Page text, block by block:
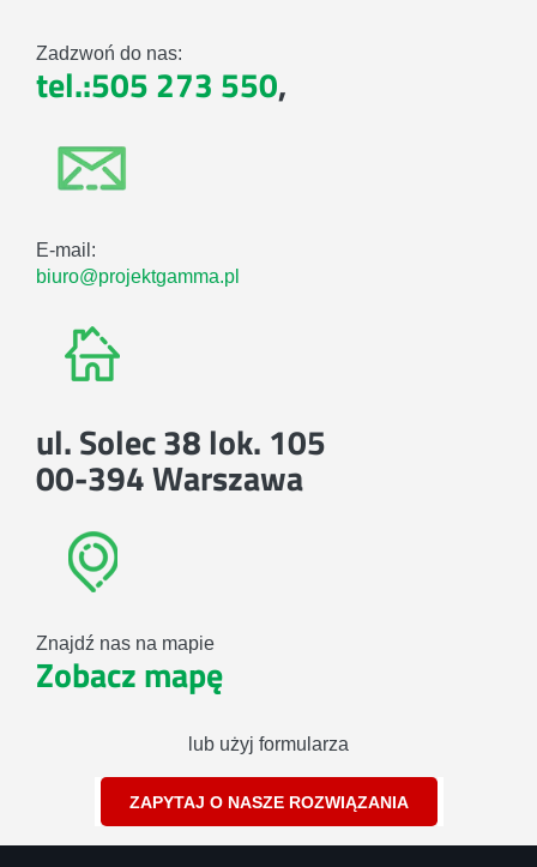
Zadzwoń do nas:
tel.:505 273 550,
E-mail:
biuro@projektgamma.pl
ul. Solec 38 lok. 105
00-394 Warszawa
Znajdź nas na mapie
Zobacz mapę
lub użyj formularza
ZAPYTAJ O NASZE ROZWIĄZANIA